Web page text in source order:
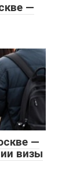
—
—
визы